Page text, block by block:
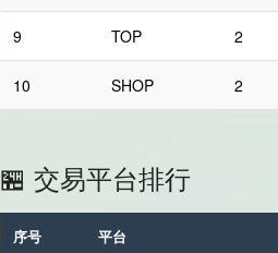
9 TOP 2
10 SHOP 2
🏪 交易平台排行
序号 平台